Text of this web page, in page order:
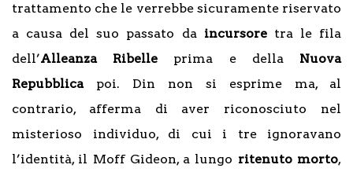
trattamento che le verrebbe sicuramente riservato
a causa del suo passato da incursoretra le fila
dell’Alleanza Ribelle prima e della Nuova
Repubblicapoi. Din non si esprime ma, al
contrario, afferma di aver riconosciuto nel
misterioso individuo, di cui i tre ignoravano
l’identità, il Moff Gideon, a lungo ritenuto morto,